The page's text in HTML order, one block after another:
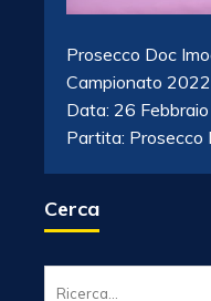
Prosecco Doc
Campionato
Data: 26
Partita: Prosecco
Cerca